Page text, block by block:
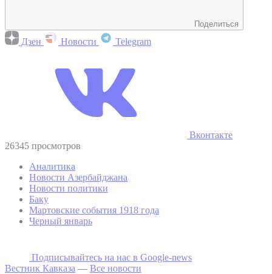
Поделиться
Дзен Новости Telegram
Вконтакте
26345 просмотров
Аналитика
Новости Азербайджана
Новости политики
Баку
Мартовские события 1918 года
Черный январь
Подписывайтесь на наc в Google-news
Вестник Кавказа — Все новости